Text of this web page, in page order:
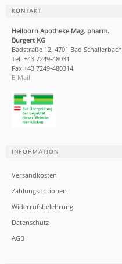
KONTAKT
Heilborn Apotheke Mag. pharm.
Burgert KG
Badstraße 12, 4701 Bad Schallerbach
Tel. +43 7249-48031
Fax +43 7249-480314
E-Mail
INFORMATION
Versandkosten
Zahlungsoptionen
Widerrufsbelehrung
Datenschutz
AGB